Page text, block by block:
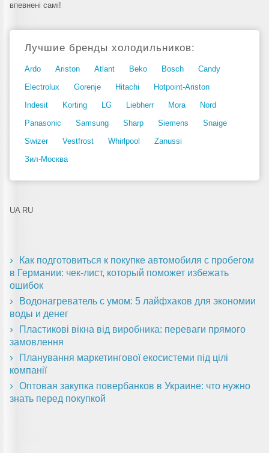
впевнені самі!
Лучшие бренды холодильников:
Ardo Ariston Atlant Beko Bosch
Candy
Electrolux
Gorenje Hitachi
Hotpoint-Ariston
Indesit
Korting LG Liebherr Mora
Nord
Panasonic
Samsung Sharp Siemens
Snaige
Swizer
Vestfrost Whirlpool
Zanussi
Зил-Москва
UA RU
Как подготовиться к покупке автомобиля с пробегом
в Германии: чек-лист, который поможет избежать
ошибок
Водонагреватель с умом: 5 лайфхаков для экономии
воды и денег
Пластикові вікна від виробника: переваги прямого
замовлення
Планування маркетингової екосистеми під цілі
компанії
Оптовая закупка повербанков в Украине: что нужно
знать перед покупкой